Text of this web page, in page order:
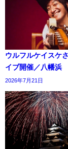
ウルフルケイスケ
イブ開催／八幡浜
2026年7月21日